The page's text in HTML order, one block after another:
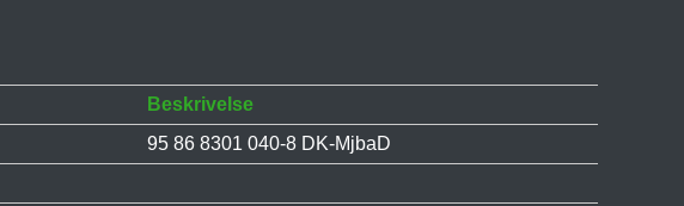
Beskrivelse
95 86 8301 040-8 DK-MjbaD